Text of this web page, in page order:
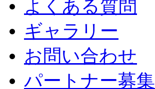
よくある質問
ギャラリー
お問い合わせ
パートナー募集